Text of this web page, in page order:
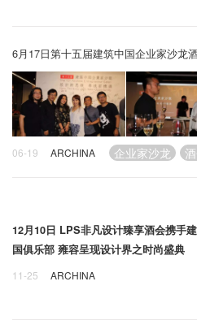
广告投放
关于我们
联系我们
6月17日第十五届建筑中国企业家沙龙
06-19 ARCHINA 企业家沙龙
12月10日 LPS非凡设计臻享酒会携手
国俱乐部 雍容呈现设计界之时尚盛典
11-25 ARCHINA